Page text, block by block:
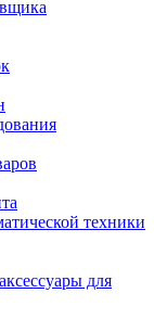
техники
для